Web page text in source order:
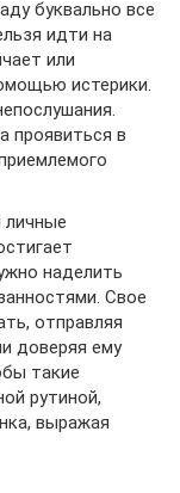
буквально все
идти на
или
истерики.
проявиться в
личные
наделить
Свое
отправляя
доверяя ему
такие
рутиной,
выражая